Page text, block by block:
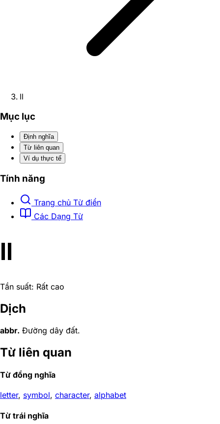
ll
Mục lục
Định nghĩa
Từ liên quan
Ví dụ thực tế
Tính năng
Trang chủ Từ điển
Các Dạng Từ
ll
Tần suất: Rất cao
Dịch
abbr. Đường dây đất.
Từ liên quan
Từ đồng nghĩa
letter, symbol, character, alphabet
Từ trái nghĩa